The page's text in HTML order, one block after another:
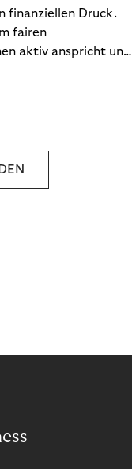
finanziellen Druck.
fairen
aktiv anspricht und
Menschen